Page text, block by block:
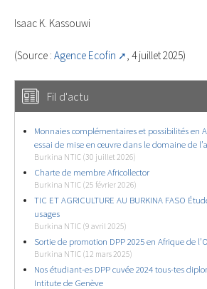
Isaac K. Kassouwi
(Source : Agence Ecofin , 4 juillet 2025)
Fil d'actu
Monnaies complémentaires et possibilités en
essai de mise en œuvre dans le domaine de
Burkina NTIC (30 juillet 2026)
Charte de membre Africollector
Burkina NTIC (25 février 2026)
TIC ET AGRICULTURE AU BURKINA FASO
usages
Burkina NTIC (9 avril 2025)
Sortie de promotion DPP 2025 en Afrique de
Burkina NTIC (12 mars 2025)
Nos étudiant-es DPP cuvée 2024 tous-tes
Intitute de Genève